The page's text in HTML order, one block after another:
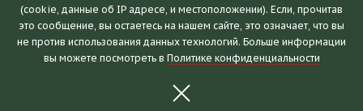
Посетителям
Часы работы и билеты
Пушкинская карта
(cookie, данные об IP адресе, и местоположении). Если, прочитав
это сообщение, вы остаетесь на нашем сайте, это означает, что вы
не против использования данных технологий. Больше информации
вы можете посмотреть в Политике конфиденциальности